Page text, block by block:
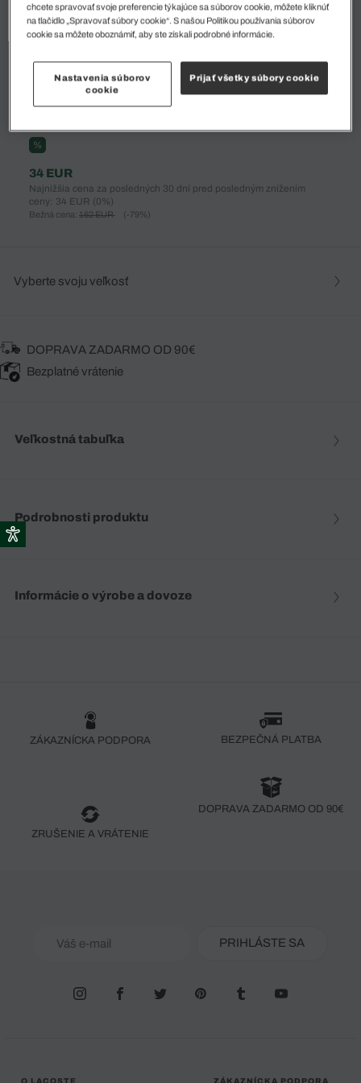
%
34 EUR
Najnižšia cena za posledných 30 dní pred posledným znížením
ceny: 34 EUR (0%)
Bežná cena: 162 EUR (-79%)
Vyberte svoju veľkosť
DOPRAVA ZADARMO OD 90€
Bezplatné vrátenie
Veľkostná tabuľka
Podrobnosti produktu
Informácie o výrobe a dovoze
ZÁKAZNÍCKA PODPORA BEZPEČNÁ PLATBA
ZRUŠENIE A VRÁTENIE
DOPRAVA ZADARMO OD 90€
PRIHLÁSTE SA
O LACOSTE ZÁKAZNÍCKA PODPORA
chcete spravovať svoje preferencie týkajúce sa súborov cookie, môžete kliknúť
na tlačidlo „Spravovať súbory cookie“. S našou Politikou používania súborov
cookie sa môžete oboznámiť, aby ste získali podrobné informácie.
Nastavenia súborov
cookie
Prijať všetky súbory cookie